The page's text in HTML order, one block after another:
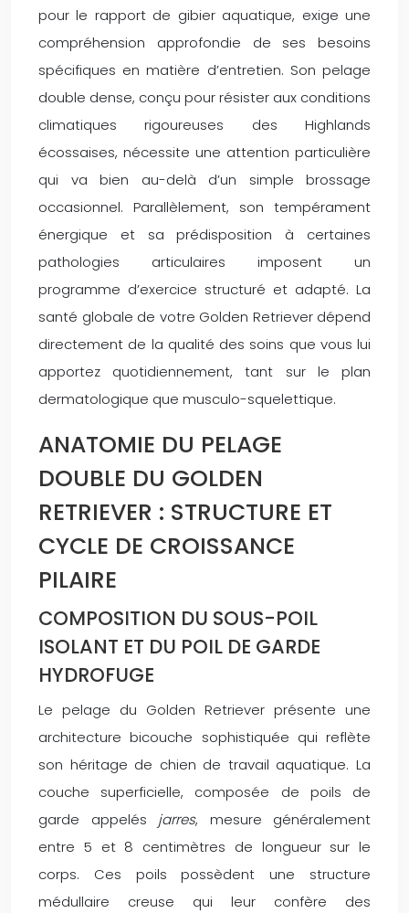
pour le rapport de gibier aquatique, exige une
compréhension approfondie de ses besoins
spécifiques en matière d’entretien. Son pelage
double dense, conçu pour résister aux conditions
climatiques rigoureuses des Highlands
écossaises, nécessite une attention particulière
qui va bien au-delà d’un simple brossage
occasionnel. Parallèlement, son tempérament
énergique et sa prédisposition à certaines
pathologies articulaires imposent un
programme d’exercice structuré et adapté. La
santé globale de votre Golden Retriever dépend
directement de la qualité des soins que vous lui
apportez quotidiennement, tant sur le plan
dermatologique que musculo-squelettique.
ANATOMIE DU PELAGE
DOUBLE DU GOLDEN
RETRIEVER : STRUCTURE ET
CYCLE DE CROISSANCE
PILAIRE
COMPOSITION DU SOUS-POIL
ISOLANT ET DU POIL DE GARDE
HYDROFUGE
Le pelage du Golden Retriever présente une
architecture bicouche sophistiquée qui reflète
son héritage de chien de travail aquatique. La
couche superficielle, composée de poils de
garde appelés jarres, mesure généralement
entre 5 et 8 centimètres de longueur sur le
corps. Ces poils possèdent une structure
médullaire creuse qui leur confère des